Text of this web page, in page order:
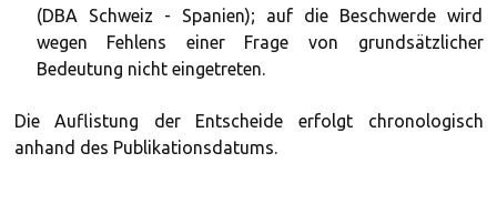
(DBA Schweiz - Spanien); auf die Beschwerde wird
wegen Fehlens einer Frage von grundsätzlicher
Bedeutung nicht eingetreten.
Die Auflistung der Entscheide erfolgt chronologisch
anhand des Publikationsdatums.